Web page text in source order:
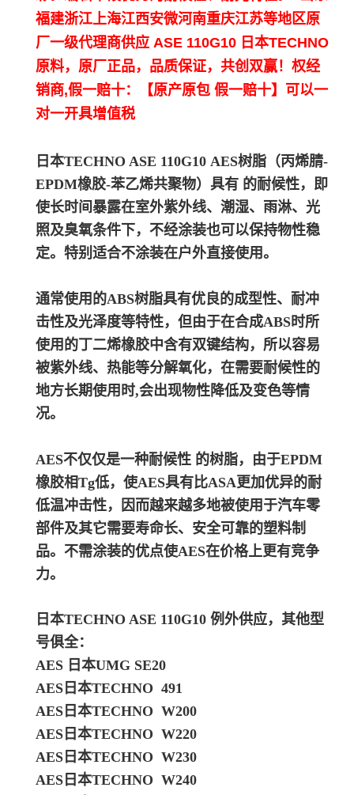
福建浙江上海江西安微河南重庆江苏等地区原
厂一级代理商供应 ASE 110G10 日本TECHNO
原料，原厂正品，品质保证，共创双赢！权经
销商,假一赔十：【原产原包 假一赔十】可以一
对一开具增值税
日本TECHNO ASE 110G10 AES树脂（丙烯腈-
EPDM橡胶-苯乙烯共聚物）具有 的耐候性，即
使长时间暴露在室外紫外线、潮湿、雨淋、光
照及臭氧条件下，不经涂装也可以保持物性稳
定。 特别适合不涂装在户外直接使用。
通常使用的ABS树脂具有优良的成型性、耐冲
击性及光泽度等特性，但由于在合成ABS时所
使用的丁二烯橡胶中含有双键结构，所以容易
被紫外线、热能等分解氧化，在需要耐候性的
地方长期使用时,会出现物性降低及变色等情
况。
AES不仅仅是一种耐候性 的树脂，由于EPDM
橡胶相Tg低，使AES具有比ASA更加优异的耐
低温冲击性，因而越来越多地被使用于汽车零
部件及其它需要寿命长、安全可靠的塑料制
品。 不需涂装的优点使AES在价格上更有竞争
力。
日本TECHNO ASE 110G10 例外供应，其他型
号俱全：
AES 日本UMG SE20
AES日本TECHNO 491
AES日本TECHNO W200
AES日本TECHNO W220
AES日本TECHNO W230
AES日本TECHNO W240